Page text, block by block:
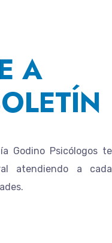
A
Godino Psicólogoste
atendiendo a cada